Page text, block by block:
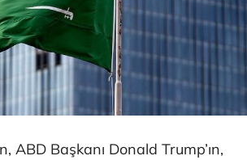
ABD Başkanı Donald Trump’ın,